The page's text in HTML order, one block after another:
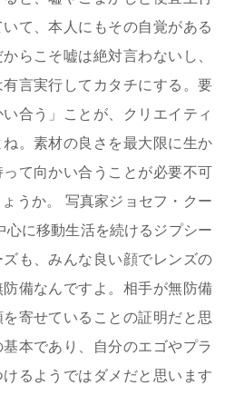
て、本人にもその自覚がある
らこそ嘘は絶対言わないし、
言実行してカタチにする。要
合う」ことが、クリエイティ
。素材の良さを最大限に生か
て向かい合うことが必要不可
うか。 写真家ジョセフ・クー
心に移動生活を続けるジプシー
も、みんな良い顔でレンズの
備なんですよ。相手が無防備
寄せていることの証明だと思
本であり、自分のエゴやプラ
るようではダメだと思います